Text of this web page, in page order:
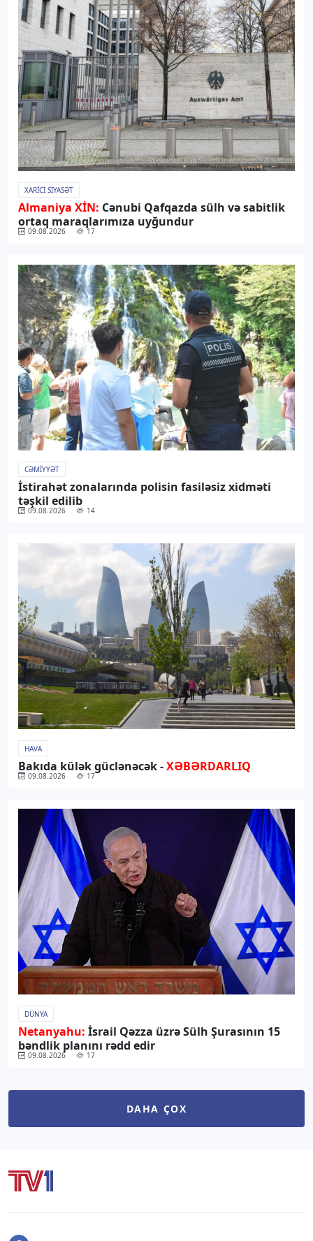
XARICI SIYASƏT
Almaniya XİN: Cənubi Qafqazda sülh və sabitlik
ortaq maraqlarımıza uyğundur
09.08.2026 17
CƏMIYYƏT
İstirahət zonalarında polisin fasiləsiz xidməti
təşkil edilib
09.08.2026 14
HAVA
Bakıda külək güclənəcək -XƏBƏRDARLIQ
09.08.2026 17
DÜNYA
Netanyahu: İsrail Qəzza üzrə Sülh Şurasının 15
bəndlik planını rədd edir
09.08.2026 17
DAHA ÇOX